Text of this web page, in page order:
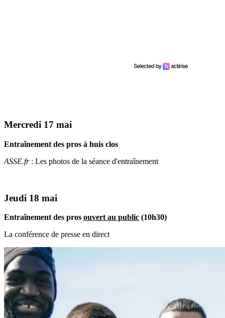
Mercredi 17 mai
Entraînement des pros à huis clos
ASSE.fr: Les photos de la séance d'entraînement
Jeudi 18 mai
Entraînement des pros ouvert au public (10h30)
La conférence de presse en direct